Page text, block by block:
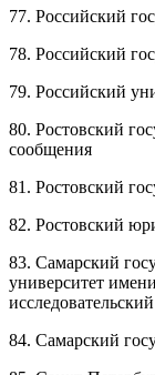
77. Российский
78. Российский
79. Российский
80. Ростовский
сообщения
81. Ростовский
82. Ростовский
83. Самарский
университет
84. Самарский